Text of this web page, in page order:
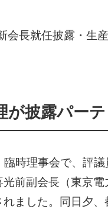
長就任披露・生
披露パー
時理事会で、評
前副会長（東京
ました。同日夕